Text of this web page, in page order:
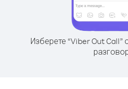
Изберете “Viber Out Call”